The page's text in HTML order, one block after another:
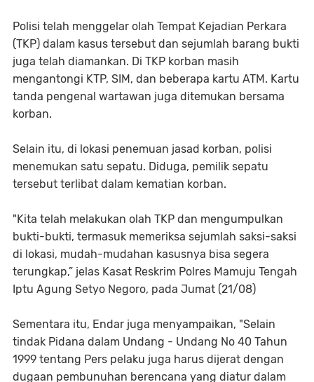
Polisi telah menggelar olah Tempat Kejadian Perkara
(TKP) dalam kasus tersebut dan sejumlah barang bukti
juga telah diamankan. Di TKP korban masih
mengantongi KTP, SIM, dan beberapa kartu ATM. Kartu
tanda pengenal wartawan juga ditemukan bersama
korban.
Selain itu, di lokasi penemuan jasad korban, polisi
menemukan satu sepatu. Diduga, pemilik sepatu
tersebut terlibat dalam kematian korban.
"Kita telah melakukan olah TKP dan mengumpulkan
bukti-bukti, termasuk memeriksa sejumlah saksi-saksi
di lokasi, mudah-mudahan kasusnya bisa segera
terungkap,” jelas Kasat Reskrim Polres Mamuju Tengah
Iptu Agung Setyo Negoro, pada Jumat (21/08)
Sementara itu, Endar juga menyampaikan, "Selain
tindak Pidana dalam Undang - Undang No 40 Tahun
1999 tentang Pers pelaku juga harus dijerat dengan
dugaan pembunuhan berencana yang diatur dalam